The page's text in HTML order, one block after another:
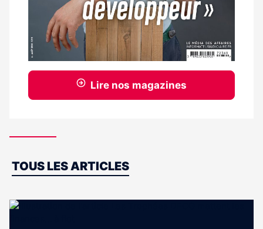
Lire nos magazines
Dernières
TOUS LES ARTICLES